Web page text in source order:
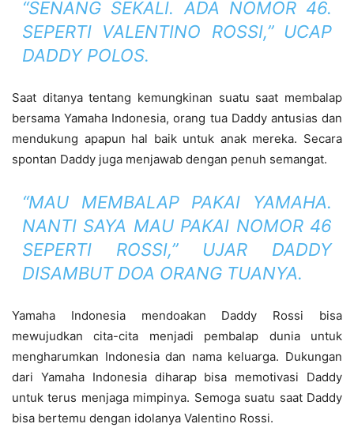
“SENANG SEKALI. ADA NOMOR 46.
SEPERTI VALENTINO ROSSI,” UCAP
DADDY POLOS.
Saat ditanya tentang kemungkinan suatu saat membalap
bersama Yamaha Indonesia, orang tua Daddy antusias dan
mendukung apapun hal baik untuk anak mereka. Secara
spontan Daddy juga menjawab dengan penuh semangat.
“MAU MEMBALAP PAKAI YAMAHA.
NANTI SAYA MAU PAKAI NOMOR 46
SEPERTI ROSSI,” UJAR DADDY
DISAMBUT DOA ORANG TUANYA.
Yamaha Indonesia mendoakan Daddy Rossi bisa
mewujudkan cita-cita menjadi pembalap dunia untuk
mengharumkan Indonesia dan nama keluarga. Dukungan
dari Yamaha Indonesia diharap bisa memotivasi Daddy
untuk terus menjaga mimpinya. Semoga suatu saat Daddy
bisa bertemu dengan idolanya Valentino Rossi.